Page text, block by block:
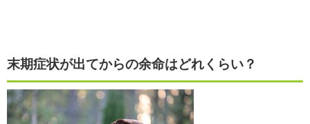
末期症状が出てからの余命はどれくらい？